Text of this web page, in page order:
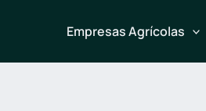
Empresas Agrícolas